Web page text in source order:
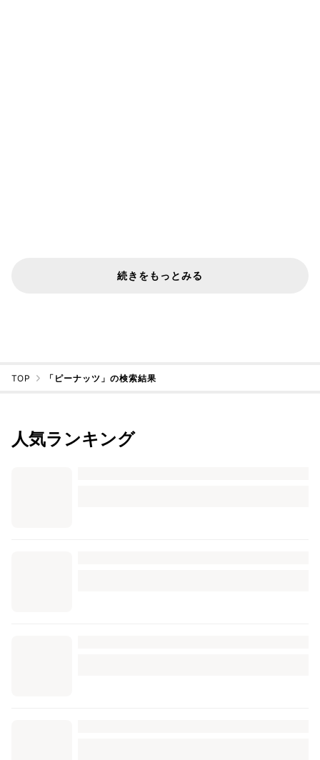
続きをもっとみる
TOP 「ピーナッツ」の検索結果
人気ランキング